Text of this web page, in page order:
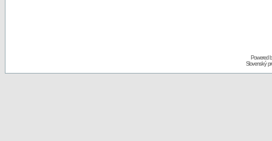
Powered
Slovenský